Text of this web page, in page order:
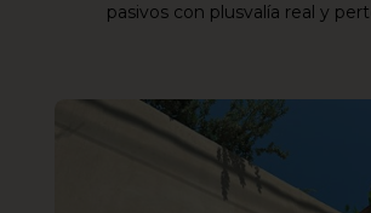
pasivos con plusvalía real y